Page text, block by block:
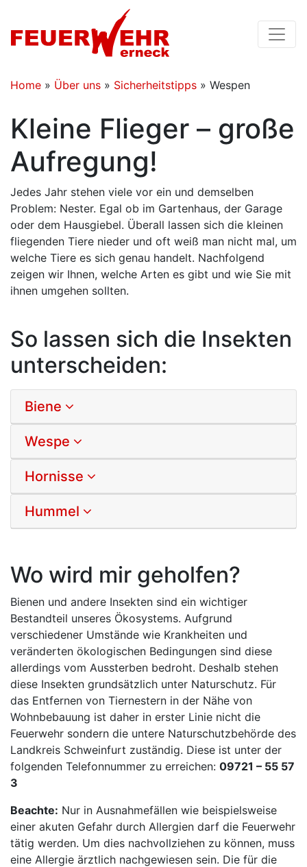
Home » Über uns » Sicherheitstipps » Wespen
Kleine Flieger – große
Aufregung!
Jedes Jahr stehen viele vor ein und demselben
Problem: Nester. Egal ob im Gartenhaus, der Garage
oder dem Hausgiebel. Überall lassen sich die kleinen
fliegenden Tiere nieder und oft weiß man nicht mal, um
welche Tiere es sich genau handelt. Nachfolgend
zeigen wir Ihnen, welche Arten es gibt und wie Sie mit
ihnen umgehen sollten.
So lassen sich die Insekten
unterscheiden:
Biene
Wespe
Hornisse
Hummel
Wo wird mir geholfen?
Bienen und andere Insekten sind ein wichtiger
Bestandteil unseres Ökosystems. Aufgrund
verschiedener Umstände wie Krankheiten und
veränderten ökologischen Bedingungen sind diese
allerdings vom Aussterben bedroht. Deshalb stehen
diese Insekten grundsätzlich unter Naturschutz. Für
das Entfernen von Tiernestern in der Nähe von
Wohnbebauung ist daher in erster Linie nicht die
Feuerwehr sondern die untere Naturschutzbehörde des
Landkreis Schweinfurt zuständig. Diese ist unter der
folgenden Telefonnummer zu erreichen: 09721 – 55 57
3
Beachte: Nur in Ausnahmefällen wie beispielsweise
einer akuten Gefahr durch Allergien darf die Feuerwehr
tätig werden. Um dies nachvollziehen zu können, muss
eine Allergie ärztlich nachgewiesen sein. Die für die